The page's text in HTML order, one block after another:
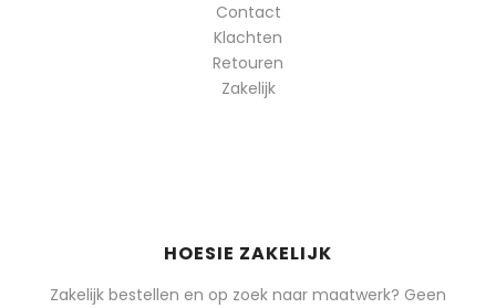
Contact
Klachten
Retouren
Zakelijk
HOESIE ZAKELIJK
Zakelijk bestellen en op zoek naar maatwerk? Geen